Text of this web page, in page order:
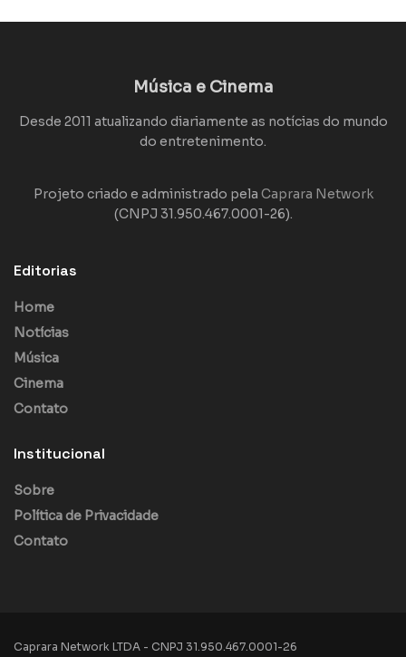
Música e Cinema
Desde 2011 atualizando diariamente as notícias do mundo
do entretenimento.
Projeto criado e administrado pela Caprara Network
(CNPJ 31.950.467.0001-26).
Editorias
Home
Notícias
Música
Cinema
Contato
Institucional
Sobre
Política de Privacidade
Contato
Caprara Network LTDA - CNPJ 31.950.467.0001-26